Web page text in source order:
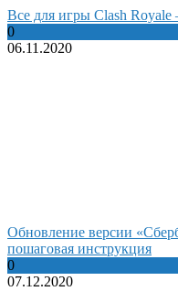
Все для игры Clash
0
06.11.2020
Обновление версии
пошаговая инструкция
0
07.12.2020